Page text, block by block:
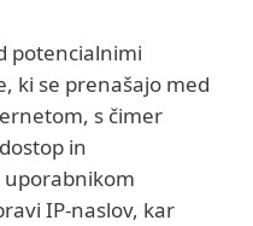
potencialnimi
ki se prenašajo med
s čimer
in
uporabnikom
IP-naslov, kar